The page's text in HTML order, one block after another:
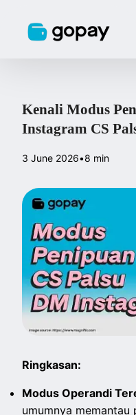
Kenali Modus
Instagram CS
3 June 2026•8 min
Ringkasan:
Modus Operandi
umumnya memantau